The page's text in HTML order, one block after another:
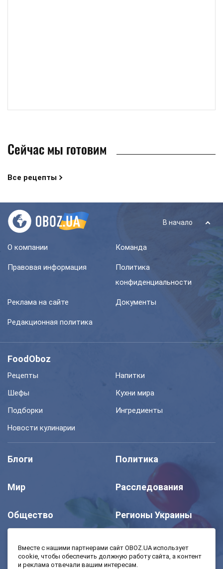
Сейчас мы готовим
Все рецепты
В начало
О компании Команда
Правовая информация
Политика
конфиденциальности
Реклама на сайте Документы
Редакционная политика
FoodOboz
Рецепты
Напитки
Шефы
Кухни мира
Подборки
Ингредиенты
Новости кулинарии
Блоги Политика
Мир Расследования
Общество Регионы Украины
Шоу Спорт
Вместе с нашими партнерами сайт OBOZ.UA использует
cookie, чтобы обеспечить должную работу сайта, а контент
и реклама отвечали вашим интересам.